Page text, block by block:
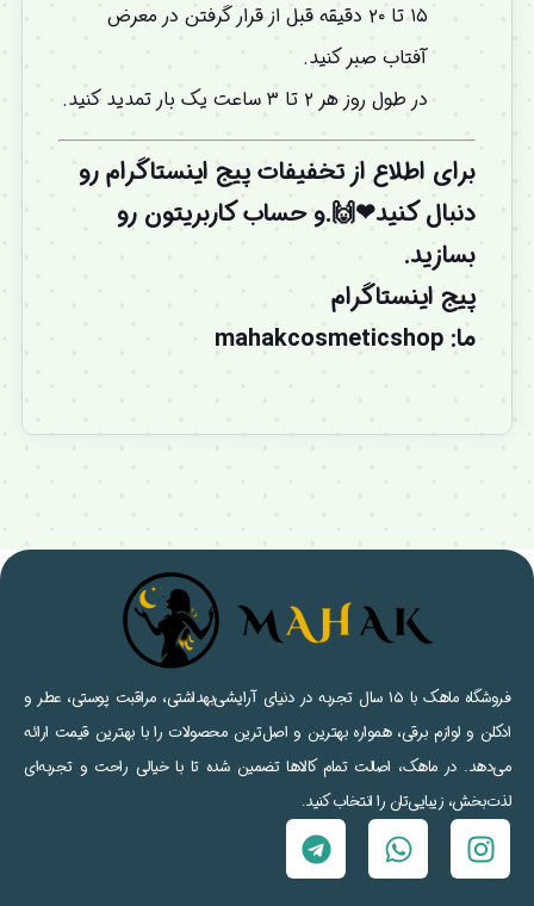
۱۵ تا ۲۰ دقیقه قبل از قرار گرفتن در معرض
آفتاب صبر کنید.
در طول روز هر ۲ تا ۳ ساعت یک بار تمدید کنید.
برای اطلاع از تخفیفات پیج اینستاگرام رو
دنبال کنید❤🙌.وحساب کاربریتون رو
بسازید.
پیج اینستاگرام
ما:
mahakcosmeticshop
فروشگاه ماهک با ۱۵ سال تجربه در دنیای آرایشی‌بهداشتی، مراقبت پوستی، عطر و
ادکلن و لوازم برقی، همواره بهترین و اصل‌ترین محصولات را با بهترین قیمت ارائه
می‌دهد. در ماهک، اصالت تمام کالاها تضمین شده تا با خیالی راحت و تجربه‌ای
لذت‌بخش، زیبایی‌تان را انتخاب کنید.